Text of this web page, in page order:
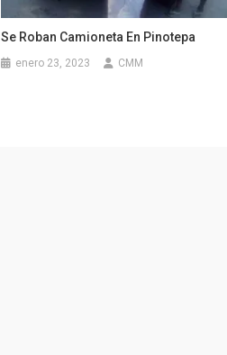
Se Roban Camioneta En Pinotepa
enero 23, 2023 CMM